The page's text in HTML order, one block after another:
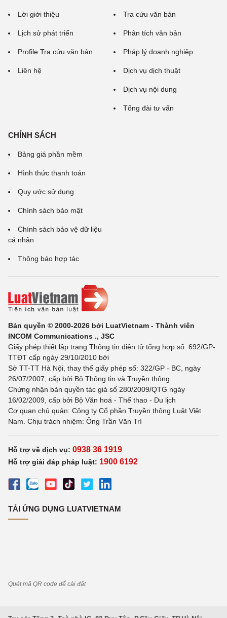
Lời giới thiệu
Lịch sử phát triển
Profile Tra cứu văn bản
Liên hệ
Tra cứu văn bản
Phân tích văn bản
Pháp lý doanh nghiệp
Dịch vụ dịch thuật
Dịch vụ nội dung
Tổng đài tư vấn
CHÍNH SÁCH
Bảng giá phần mềm
Hình thức thanh toán
Quy ước sử dụng
Chính sách bảo mật
Chính sách bảo vệ dữ liệu
cá nhân
Thông báo hợp tác
Bản quyền © 2000-2026 bởi LuatVietnam - Thành viên
INCOM Communications ., JSC
Giấy phép thiết lập trang Thông tin điện tử tổng hợp số: 692/GP-
TTĐT cấp ngày 29/10/2010 bởi
Sở TT-TT Hà Nội, thay thế giấy phép số: 322/GP - BC, ngày
26/07/2007, cấp bởi Bộ Thông tin và Truyền thông
Chứng nhận bản quyền tác giả số 280/2009/QTG ngày
16/02/2009, cấp bởi Bộ Văn hoá - Thể thao - Du lịch
Cơ quan chủ quản: Công ty Cổ phần Truyền thông Luật Việt
Nam. Chịu trách nhiệm: Ông Trần Văn Trí
Hỗ trợ về dịch vụ: 0938 36 1919
Hỗ trợ giải đáp pháp luật: 1900 6192
TẢI ỨNG DỤNG LUATVIETNAM
Quét mã QR code để cài đặt